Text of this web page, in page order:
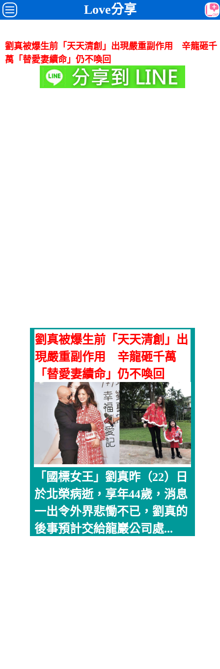
Love分享
劉真被爆生前「天天清創」出現嚴重副作用 辛龍砸千
萬「替愛妻續命」仍不喚回
劉真被爆生前「天天清創」出
現嚴重副作用 辛龍砸千萬
「替愛妻續命」仍不喚回
「國標女王」劉真昨（22）日
於北榮病逝，享年44歲，消息
一出令外界悲慟不已，劉真的
後事預計交給龍巖公司處...